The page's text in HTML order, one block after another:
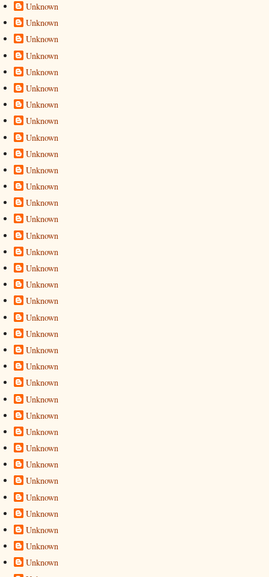
Unknown
Unknown
Unknown
Unknown
Unknown
Unknown
Unknown
Unknown
Unknown
Unknown
Unknown
Unknown
Unknown
Unknown
Unknown
Unknown
Unknown
Unknown
Unknown
Unknown
Unknown
Unknown
Unknown
Unknown
Unknown
Unknown
Unknown
Unknown
Unknown
Unknown
Unknown
Unknown
Unknown
Unknown
Unknown